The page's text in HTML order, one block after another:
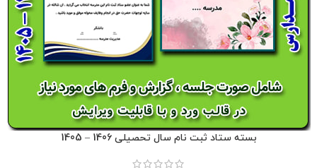
بسته ستاد ثبت نام سال تحصیلی 1406 – 1405